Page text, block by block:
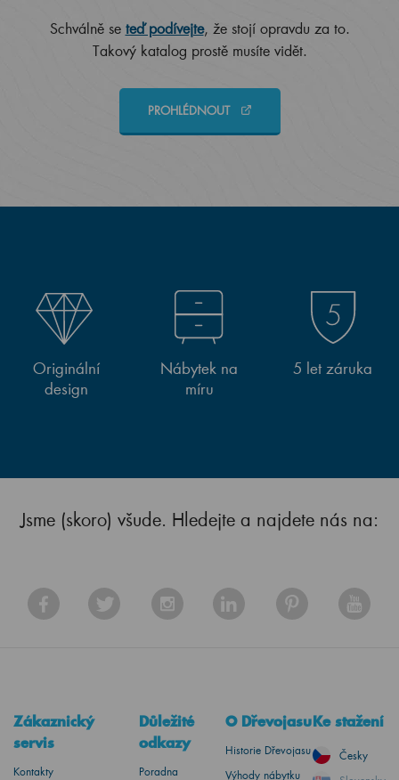
Schválně se teď podívejte, že stojí opravdu za to.
Takový katalog prostě musíte vidět.
PROHLÉDNOUT
Originální
design
Nábytek na
míru
5 let záruka
Jsme (skoro) všude. Hledejte a najdete nás na:
Zákaznický
servis
Kontakty
Důležité
odkazy
Poradna
O Dřevojasu
Historie Dřevojasu
Výhody nábytku
Ke stažení
Česky